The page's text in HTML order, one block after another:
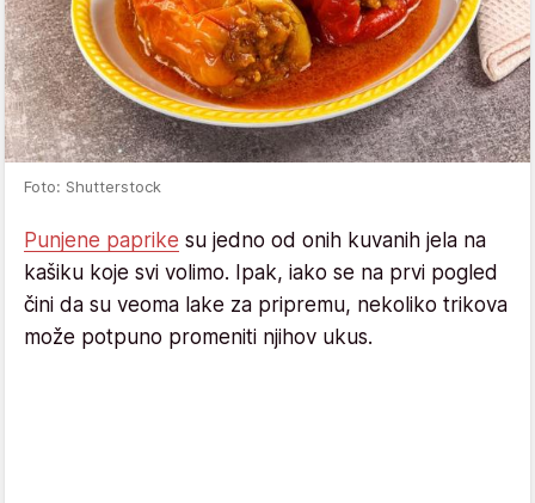
Foto: Shutterstock
Punjene paprike su jedno od onih kuvanih jela na
kašiku koje svi volimo. Ipak, iako se na prvi pogled
čini da su veoma lake za pripremu, nekoliko trikova
može potpuno promeniti njihov ukus.